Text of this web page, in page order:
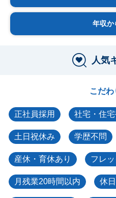
年収か
人気
こだ
正社員採用 社宅・住
土日祝休み 学歴不問
産休・育休あり フレ
月残業20時間以内 休